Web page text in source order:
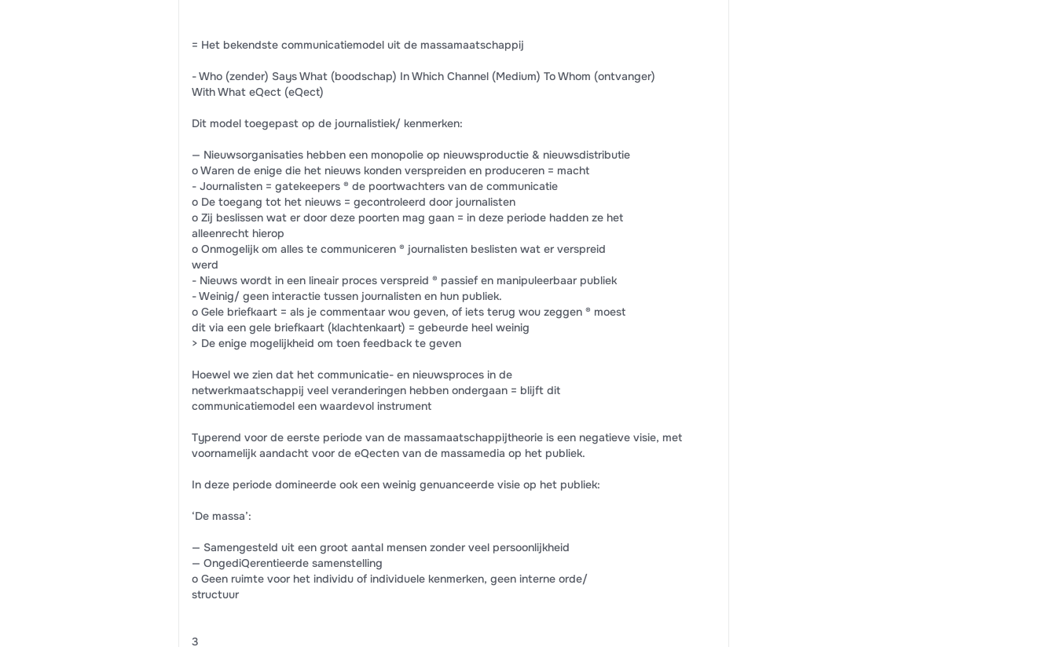
= Het bekendste communicatiemodel uit de massamaatschappij
- Who (zender) Says What (boodschap) In Which Channel (Medium) To Whom (ontvanger)
With What eQect (eQect)
Dit model toegepast op de journalistiek/ kenmerken:
— Nieuwsorganisaties hebben een monopolie op nieuwsproductie & nieuwsdistributie
o Waren de enige die het nieuws konden verspreiden en produceren = macht
- Journalisten = gatekeepers ® de poortwachters van de communicatie
o De toegang tot het nieuws = gecontroleerd door journalisten
o Zij beslissen wat er door deze poorten mag gaan = in deze periode hadden ze het
alleenrecht hierop
o Onmogelijk om alles te communiceren ® journalisten beslisten wat er verspreid
werd
- Nieuws wordt in een lineair proces verspreid ® passief en manipuleerbaar publiek
- Weinig/ geen interactie tussen journalisten en hun publiek.
o Gele briefkaart = als je commentaar wou geven, of iets terug wou zeggen ® moest
dit via een gele briefkaart (klachtenkaart) = gebeurde heel weinig
> De enige mogelijkheid om toen feedback te geven
Hoewel we zien dat het communicatie- en nieuwsproces in de
netwerkmaatschappij veel veranderingen hebben ondergaan = blijft dit
communicatiemodel een waardevol instrument
Typerend voor de eerste periode van de massamaatschappijtheorie is een negatieve visie, met
voornamelijk aandacht voor de eQecten van de massamedia op het publiek.
In deze periode domineerde ook een weinig genuanceerde visie op het publiek:
‘De massa’:
— Samengesteld uit een groot aantal mensen zonder veel persoonlijkheid
— OngediQerentieerde samenstelling
o Geen ruimte voor het individu of individuele kenmerken, geen interne orde/
structuur
3